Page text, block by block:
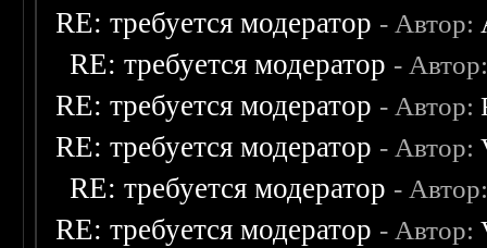
RE: требуется модератор - Автор:
RE: требуется модератор -
RE: требуется модератор - Автор:
RE: требуется модератор - Автор:
RE: требуется модератор -
RE: требуется модератор - Автор: